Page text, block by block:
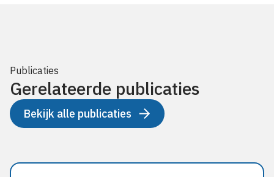
Publicaties
Gerelateerde publicaties
Bekijk alle publicaties